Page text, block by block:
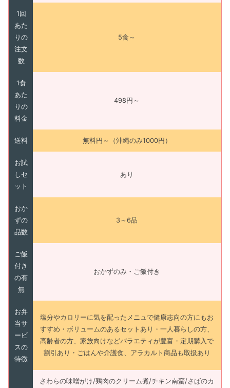
1回
あた
りの
注文
数
5食～
1食
あた
りの
料金
498円～
送料 無料円～（沖縄のみ1000円）
お試
しセ
ット
あり
おか
ずの
品数
3～6品
ご飯
付き
の有
無
おかずのみ・ご飯付き
お弁
当サ
ービ
スの
特徴
塩分やカロリーに気を配ったメニュで健康志向の方にもお
すすめ・ボリュームのあるセットあり・一人暮らしの方、
高齢者の方、家族向けなどバラエティが豊富・定期購入で
割引あり・ごはんや介護食、アラカルト商品も取扱あり
さわらの味噌がけ/鶏肉のクリーム煮/チキン南蛮/さばのカ